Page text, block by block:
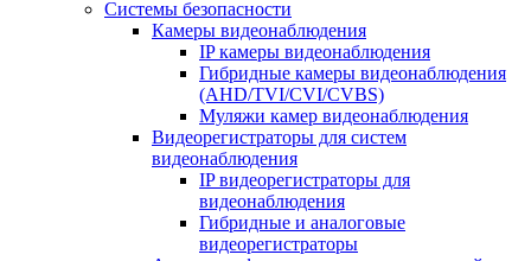
Системы безопасности
Камеры видеонаблюдения
IP камеры видеонаблюдения
Гибридные камеры видеонаблюдения
(AHD/TVI/CVI/CVBS)
Муляжи камер видеонаблюдения
Видеорегистраторы для систем
видеонаблюдения
IP видеорегистраторы для
видеонаблюдения
Гибридные и аналоговые
видеорегистраторы